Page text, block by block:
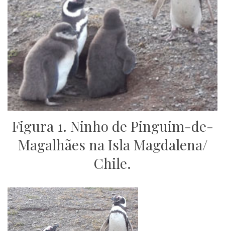
Figura 1. Ninho de Pinguim-de-
Magalhães na Isla Magdalena/
Chile.